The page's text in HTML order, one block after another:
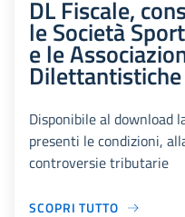
DL Fiscale,
le Società
e le
Dilettantistiche
Disponibile al download
presenti le condizioni,
controversie tributarie
SCOPRI TUTTO